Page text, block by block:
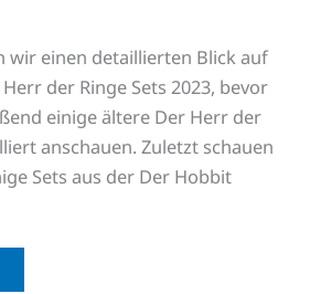
wir einen detaillierten Blick auf
der Ringe Sets 2023, bevor
einige ältere Der Herr der
anschauen. Zuletzt schauen
Sets aus der Der Hobbit